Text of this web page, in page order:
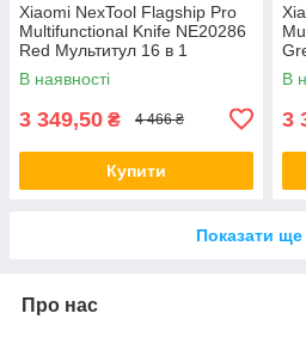
Xiaomi NexTool Flagship Pro
Multifunctional Knife NE20286
Red Мультитул 16 в 1
В наявності
3 349,50 ₴ 4 466 ₴
Купити
В
3
Показати ще
Про нас